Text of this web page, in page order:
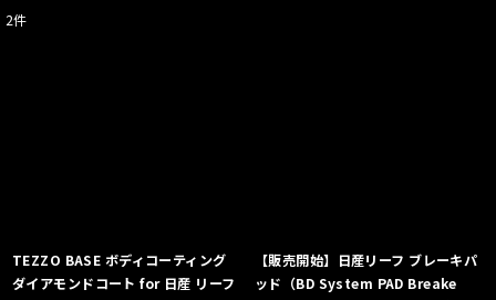
2件
TEZZO BASE ボディコーティング
ダイアモンドコート for 日産 リーフ
【販売開始】日産リーフ ブレーキパ
ッド（BD System PAD Breake